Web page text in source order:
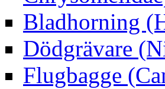
Bladhorning
Dödgrävare
Flugbagge